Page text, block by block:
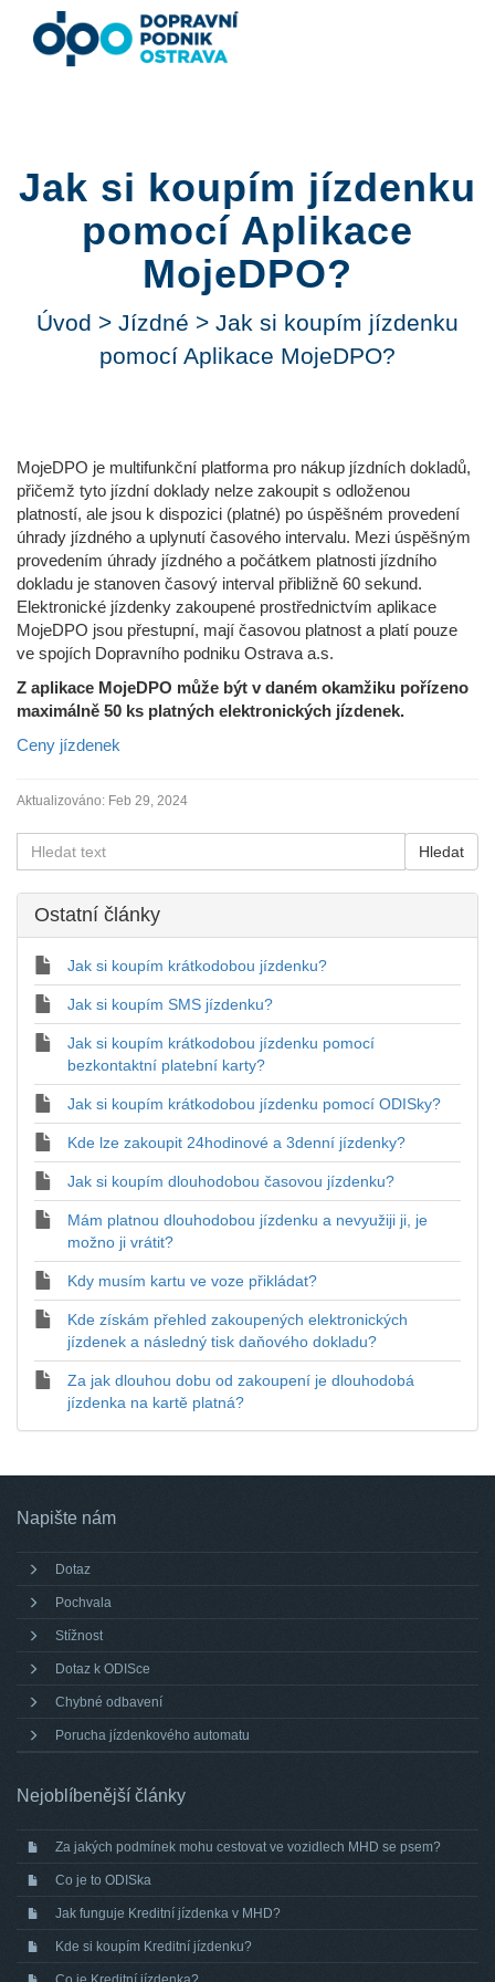
Jak si koupím jízdenku
pomocí Aplikace
MojeDPO?
Úvod > Jízdné > Jak si koupím jízdenku
pomocí Aplikace MojeDPO?
MojeDPO je multifunkční platforma pro nákup jízdních dokladů,
přičemž tyto jízdní doklady nelze zakoupit s odloženou
platností, ale jsou k dispozici (platné) po úspěšném provedení
úhrady jízdného a uplynutí časového intervalu. Mezi úspěšným
provedením úhrady jízdného a počátkem platnosti jízdního
dokladu je stanoven časový interval přibližně 60 sekund.
Elektronické jízdenky zakoupené prostřednictvím aplikace
MojeDPO jsou přestupní, mají časovou platnost a platí pouze
ve spojích Dopravního podniku Ostrava a.s.
Z aplikace MojeDPO může být v daném okamžiku pořízeno
maximálně 50 ks platných elektronických jízdenek.
Ceny jízdenek
Aktualizováno: Feb 29, 2024
Ostatní články
Jak si koupím krátkodobou jízdenku?
Jak si koupím SMS jízdenku?
Jak si koupím krátkodobou jízdenku pomocí
bezkontaktní platební karty?
Jak si koupím krátkodobou jízdenku pomocí ODISky?
Kde lze zakoupit 24hodinové a 3denní jízdenky?
Jak si koupím dlouhodobou časovou jízdenku?
Mám platnou dlouhodobou jízdenku a nevyužiji ji, je
možno ji vrátit?
Kdy musím kartu ve voze přikládat?
Kde získám přehled zakoupených elektronických
jízdenek a následný tisk daňového dokladu?
Za jak dlouhou dobu od zakoupení je dlouhodobá
jízdenka na kartě platná?
Napište nám
Dotaz
Pochvala
Stížnost
Dotaz k ODISce
Chybné odbavení
Porucha jízdenkového automatu
Nejoblíbenější články
Za jakých podmínek mohu cestovat ve vozidlech MHD se psem?
Co je to ODISka
Jak funguje Kreditní jízdenka v MHD?
Kde si koupím Kreditní jízdenku?